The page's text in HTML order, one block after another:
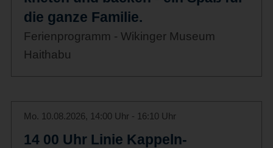
die ganze Familie.
Ferienprogramm - Wikinger Museum
Haithabu
Mo. 10.08.2026, 14:00 Uhr - 16:10 Uhr
14 00 Uhr Linie Kappeln-